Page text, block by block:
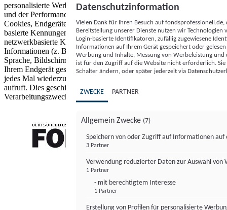
personalisierte Werbung und Inhalte, Messung von Werbeleistung
und der Performance von Inhalten sowie Zielgruppenforschung.
Cookies, Endgeräte- oder ähnliche Online-Kennungen (z. B. login-
basierte Kennungen, zufällig generierte Kennungen,
netzwerkbasierte Kennungen) können zusammen mit anderen
Informationen (z. B. Browsertyp und Browserinformationen,
Sprache, Bildschirmgröße, unterstützte Technologien usw.) auf
Ihrem Endgerät gespeichert oder von dort ausgelesen werden, um es
jedes Mal wiederzuerkennen, wenn es eine App oder einer Webseite
aufruft. Dies geschieht für einen oder mehrere der hier aufgeführten
Verarbeitungszwecke.
Datenschutzinformation
Vielen Dank für Ihren Besuch auf
Bereitstellung unserer Dienste nutzen wir Technologien
Login-basierte Identifikatoren, zufällig zugewiesene
Informationen auf Ihrem Gerät gespeichert oder
Werbung und Inhalte, Messung von Werbeleistung
ist für den Zugriff auf die Website nicht erforderlich.
Schalter ändern, oder später jederzeit via
ZWECKE PARTNER
Allgemein Zwecke (7)
Speichern von oder Zugriff auf Informationen auf
3 Partner
Verwendung reduzierter Daten zur Auswahl von
1 Partner
- mit berechtigtem Interesse
1 Partner
Erstellung von Profilen für personalisierte
FONDS professionell